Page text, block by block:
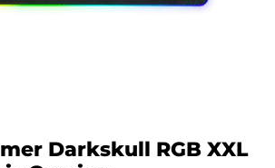
Darkskull RGB XXL